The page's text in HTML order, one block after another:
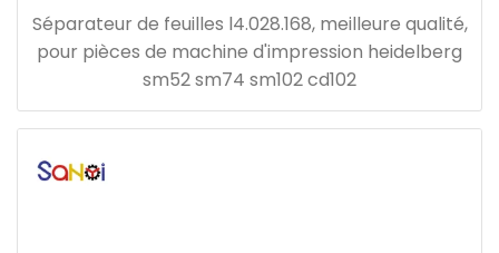
Séparateur de feuilles l4.028.168, meilleure qualité,
pour pièces de machine d'impression heidelberg
sm52 sm74 sm102 cd102